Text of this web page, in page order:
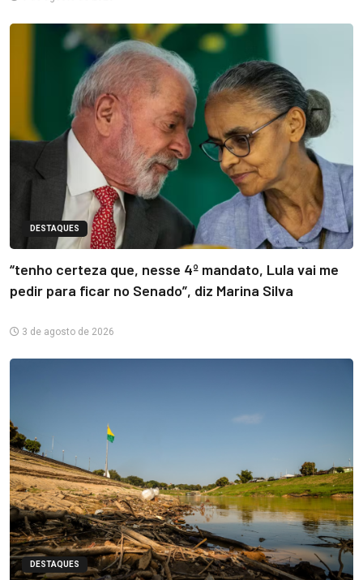
DESTAQUES
“tenho certeza que, nesse 4º mandato, Lula vai me
pedir para ficar no Senado”, diz Marina Silva
3 de agosto de 2026
DESTAQUES